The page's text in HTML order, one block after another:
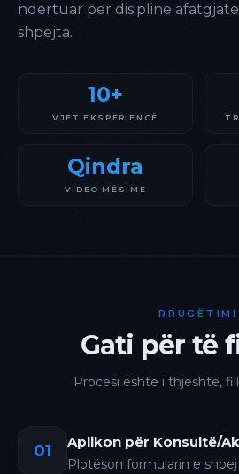
ndërtuar për disiplinë
shpejta.
10+
VJET EKSPERIENCË
Qindra
VIDEO MËSIME
RRUGËTIMI
Gati për të
Procesi është i thjeshtë,
01 Aplikon për Konsultë/
Plotëson formularin e